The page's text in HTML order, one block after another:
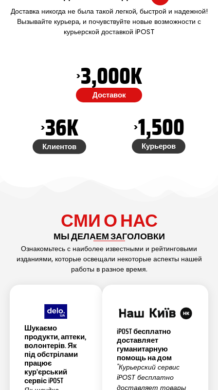
>3,000K
Доставок
>36K
Клиентов
>1,500
Курьеров
Доставка никогда не была такой легкой, быстрой и надежной!
Вызывайте курьера, и почувствуйте новые возможности с
курьерской доставкой iPOST
СМИ О НАС
МЫ ДЕЛАЕМ ЗАГОЛОВКИ
Ознакомьтесь с наиболее известными и рейтинговыми
изданиями, которые освещали некоторые аспекты нашей
работы в разное время.
Шукаємо
продукти, аптеки,
волонтерів. Як
під обстрілами
працює
кур'єрський
сервіс iPOST
iPOST бесплатно
доставляет
гуманитарную
помощь на дом
"Курьерский сервис
iPOST бесплатно
доставляет товары